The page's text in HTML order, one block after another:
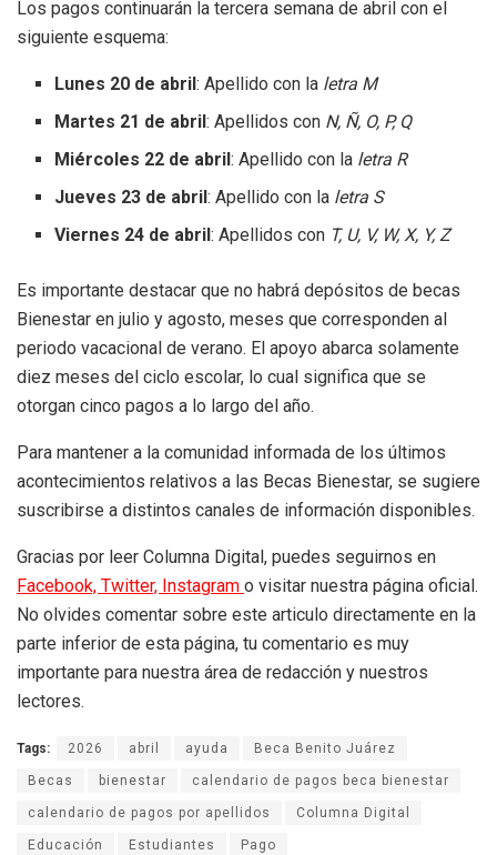
Los pagos continuarán la tercera semana de abril con el
siguiente esquema:
Lunes 20 de abril: Apellido con la letra M
Martes 21 de abril: Apellidos con N, Ñ, O, P, Q
Miércoles 22 de abril: Apellido con la letra R
Jueves 23 de abril: Apellido con la letra S
Viernes 24 de abril: Apellidos con T, U, V, W, X, Y, Z
Es importante destacar que no habrá depósitos de becas
Bienestar en julio y agosto, meses que corresponden al
periodo vacacional de verano. El apoyo abarca solamente
diez meses del ciclo escolar, lo cual significa que se
otorgan cinco pagos a lo largo del año.
Para mantener a la comunidad informada de los últimos
acontecimientos relativos a las Becas Bienestar, se sugiere
suscribirse a distintos canales de información disponibles.
Gracias por leer Columna Digital, puedes seguirnos en
Facebook, Twitter, Instagram o visitar nuestra página oficial.
No olvides comentar sobre este articulo directamente en la
parte inferior de esta página, tu comentario es muy
importante para nuestra área de redacción y nuestros
lectores.
Tags: 2026 abril ayuda Beca Benito Juárez
Becas bienestar calendario de pagos beca bienestar
calendario de pagos por apellidos Columna Digital
Educación Estudiantes Pago